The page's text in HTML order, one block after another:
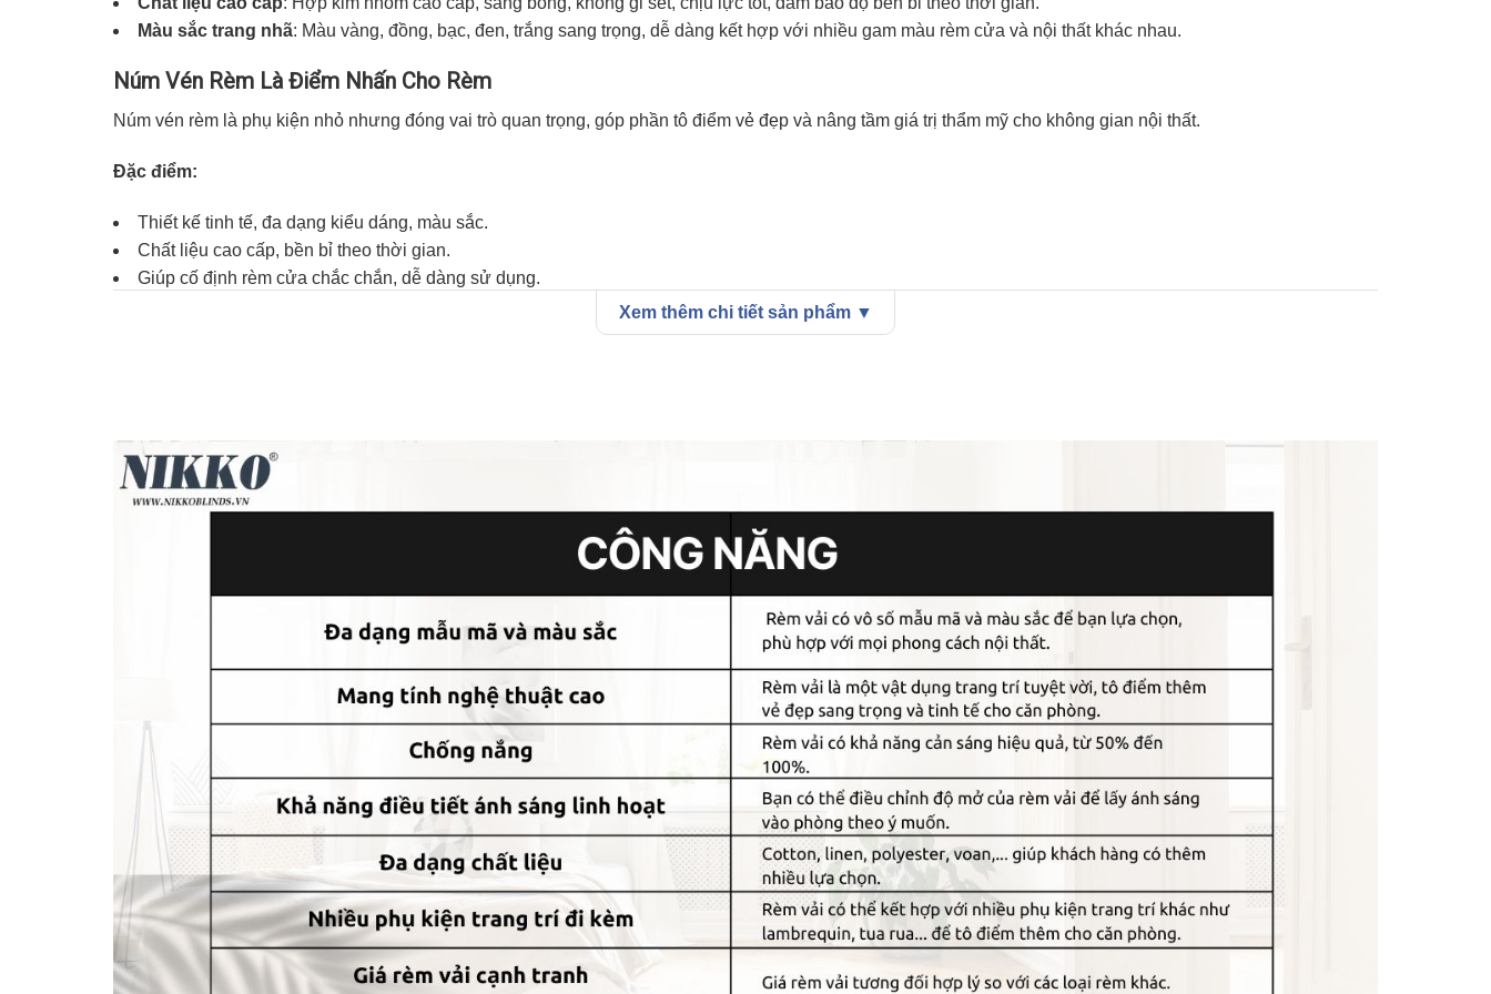
Màu sắc trang nhã: Màu vàng, đồng, bạc, đen, trắng sang trọng, dễ dàng kết hợp với nhiều gam màu rèm cửa và nội thất khác nhau.
Núm Vén Rèm Là Điểm Nhấn Cho Rèm
Núm vén rèm là phụ kiện nhỏ nhưng đóng vai trò quan trọng, góp phần tô điểm vẻ đẹp và nâng tầm giá trị thẩm mỹ cho không gian nội thất.
Đặc điểm:
Thiết kế tinh tế, đa dạng kiểu dáng, màu sắc.
Chất liệu cao cấp, bền bỉ theo thời gian.
Giúp cố định rèm cửa chắc chắn, dễ dàng sử dụng.
Làm cho không gian treo rèm của bạn trở nên thanh lịch
Xem thêm chi tiết sản phẩm ▼